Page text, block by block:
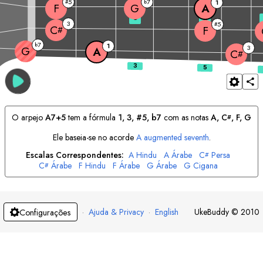
G b7 A 1
C# 3
C# 3 F #5
F G A 1
3 5
O arpejo A7+5tem a fórmula 1, 3, #5, b7 com as notas A, C#, F, G
Ele baseia-se no acorde Aaugmented seventh.
Escalas Correspondentes: A Hindu A Árabe C# Persa
C# Árabe F Hindu F Árabe G Árabe G Cigana
Configurações · Ajuda & Privacy · English UkeBuddy © 2010